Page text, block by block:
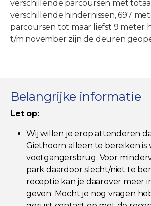
verschillende parcoursen met
verschillende hindernissen, 697
parcoursen tot maar liefst 9 meter
t/m november zijn de deuren
Belangrijke informatie
Let op:
Wij willen je erop attenderen
Giethoorn alleen te bereiken is
voetgangersbrug. Voor
park daardoor slecht/niet te
receptie kan je daarover meer
geven. Mocht je nog vragen